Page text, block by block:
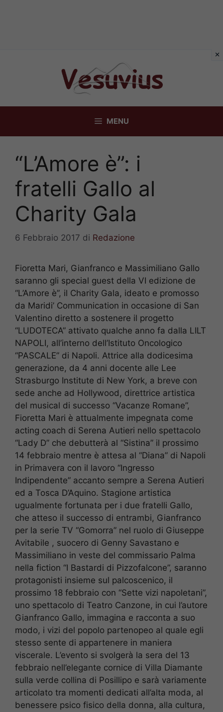
MENU
“L’Amore è”: i
fratelli Gallo al
Charity Gala
6 Febbraio 2017 di Redazione
Fioretta Mari, Gianfranco e Massimiliano Gallo
saranno gli special guest della VI edizione de
“L’Amore è”, il Charity Gala, ideato e promosso
da Maridi’ Communication in occasione di San
Valentino diretto a sostenere il progetto
“LUDOTECA” attivato qualche anno fa dalla LILT
NAPOLI, all’interno dell’Istituto Oncologico
“PASCALE” di Napoli. Attrice alla dodicesima
generazione, da 4 anni docente alle Lee
Strasburgo Institute di New York, a breve con
sede anche ad Hollywood, direttrice artistica
del musical di successo “Vacanze Romane”,
Fioretta Mari è attualmente impegnata come
acting coach di Serena Autieri nello spettacolo
“Lady D” che debutterà al “Sistina” il prossimo
14 febbraio mentre è attesa al “Diana” di Napoli
in Primavera con il lavoro “Ingresso
Indipendente” accanto sempre a Serena Autieri
ed a Tosca D’Aquino. Stagione artistica
ugualmente fortunata per i due fratelli Gallo,
che atteso il successo di entrambi, Gianfranco
per la serie TV “Gomorra” nel ruolo di Giuseppe
Avitabile , suocero di Genny Savastano e
Massimiliano in veste del commissario Palma
nella fiction “I Bastardi di Pizzofalcone”, saranno
protagonisti insieme sul palcoscenico, il
prossimo 18 febbraio con “Sette vizi napoletani”,
uno spettacolo di Teatro Canzone, in cui l’autore
Gianfranco Gallo, immagina e racconta a suo
modo, i vizi del popolo partenopeo al quale egli
stesso sente di appartenere in maniera
viscerale. L’evento si svolgerà la sera del 13
febbraio nell’elegante cornice di Villa Diamante
sulla verde collina di Posillipo e sarà variamente
articolato tra momenti dedicati all’alta moda, al
benessere psico fisico della donna, alla cultura,